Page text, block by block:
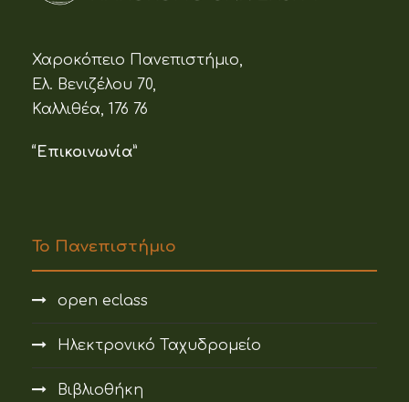
Χαροκόπειο Πανεπιστήμιο,
Ελ. Βενιζέλου 70,
Καλλιθέα, 176 76
“Επικοινωνία”
Το Πανεπιστήμιο
open eclass
Ηλεκτρονικό Ταχυδρομείο
Βιβλιοθήκη